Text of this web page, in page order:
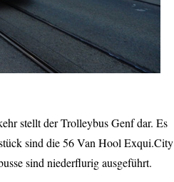
stellt der Trolleybus Genf dar. Es
sind die 56 Van Hool Exqui.City
sind niederflurig ausgeführt.